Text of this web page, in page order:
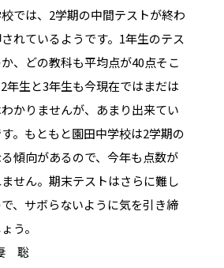
では、2学期の中間テストが終わ
れているようです。1年生のテス
、どの教科も平均点が40点そこ
年生と3年生も今現在ではまだは
かりませんが、あまり出来てい
。もともと園田中学校は2学期の
傾向があるので、今年も点数が
せん。期末テストはさらに難し
、サボらないように気を引き締
う。
聡